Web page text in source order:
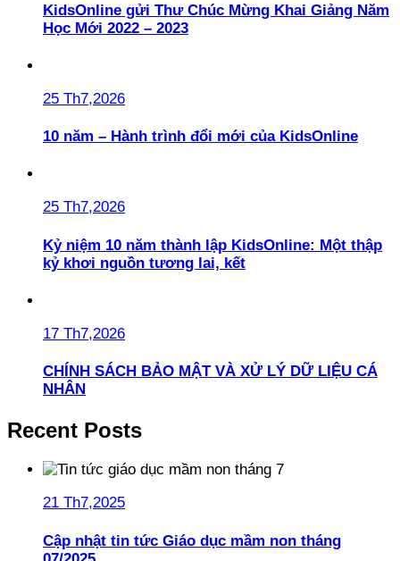
KidsOnline gửi Thư Chúc Mừng Khai Giảng Năm
Học Mới 2022 – 2023
25 Th7,2026
10 năm – Hành trình đổi mới của KidsOnline
25 Th7,2026
Kỷ niệm 10 năm thành lập KidsOnline: Một thập
kỷ khơi nguồn tương lai, kết
17 Th7,2026
CHÍNH SÁCH BẢO MẬT VÀ XỬ LÝ DỮ LIỆU CÁ
NHÂN
Recent Posts
21 Th7,2025
Cập nhật tin tức Giáo dục mầm non tháng